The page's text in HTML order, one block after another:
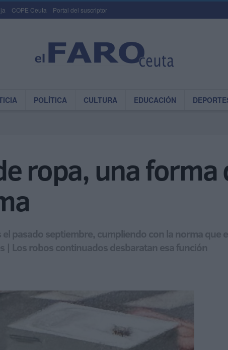
COPE Ceuta Portal del suscriptor
POLÍTICA CULTURA EDUCACIÓN
ropa, una
pasado septiembre, cumpliendo con la norma que
| Los robos continuados desbaratan esa función